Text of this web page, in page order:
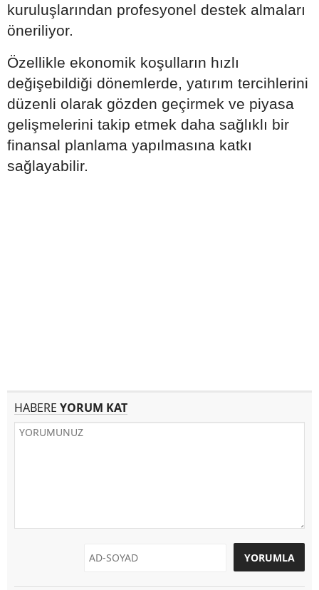
kuruluşlarından profesyonel destek almaları
öneriliyor.
Özellikle ekonomik koşulların hızlı
değişebildiği dönemlerde, yatırım tercihlerini
düzenli olarak gözden geçirmek ve piyasa
gelişmelerini takip etmek daha sağlıklı bir
finansal planlama yapılmasına katkı
sağlayabilir.
HABERE YORUM KAT